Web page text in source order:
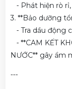
- Phát hiện rò
3. **Bảo dưỡng
- Tra dầu động
- **CAM KẾT
NƯỚC** gây ẩm
---